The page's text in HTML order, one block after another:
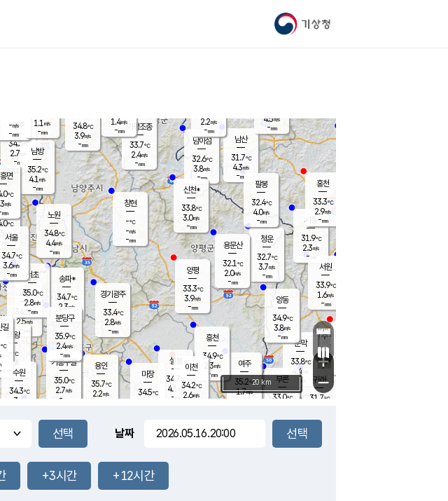
기상청
문막
33.8℃
4.4m/s
mm
남이섬
32.6℃
3.8m/s
-mm
양주
34.3℃
2.7
-mm
부론
33.0℃
과천
34.6℃
2.5m/s
- mm
남산
31.7℃
4.3m/s
-mm
-mm
청운
32.7℃
3.7m/s
-mm
팔봉
32.4℃
4.0m/s
-mm
-mm
용인
35.7℃
2.2m/s
여주
35.2℃
1.7m/s
양동
34.9℃
3.8m/s
-mm
경기광주
33.4℃
2.8m/s
-mm
장호원
2.2m/s
-mm
가평조종
33.7℃
2.4m/s
-mm
34.8℃
3.9m/s
-mm
신천*
33.8℃
3.0m/s
-mm
창현
-℃
-m/s
-mm
1.4m/s
-mm
35.5℃
1.7m/s
-mm
흥천
34.9℃
2.3m/s
-mm
마장
34.5℃
의왕
- ℃
m/s
mm
설봉
34.7
4.1 m/s
- mm
평
℃
m/s
mm
노원
34.8℃
4.4m/s
-mm
송파*
34.7℃
2.3m/s
-mm
서초
35.0℃
2.8m/s
-mm
남방
35.2℃
4.1 m/s
-mm
기흥구갈
35.0℃
2.7m/s
-
길
℃
분당구
35.9℃
2.4m/s
-mm
면
℃
m/s
mm
-m/s
-mm
시동
31.9℃
2.3m/s
- mm
귀래
31.7℃
서원
33.9℃
1.6m/s
-mm
용문산
32.1℃
2.0m/s
-mm
홍천
33.3℃
2.9m/s
-mm
이천
34.2℃
2.6m/s
양평
33.3℃
3.9m/s
-mm
수원
34.3℃
3 m/s
서울
34.7℃
3.6m/s
-mm
4.5m/s
-mm
1.1 m/s
-mm
+
−
20 km
날짜
+3시간 +12시간